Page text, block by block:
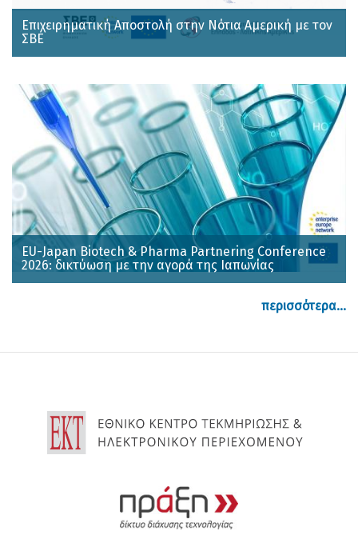
Επιχειρηματική Αποστολή στην Νότια Αμερική με τον
ΣΒΕ
EU-Japan Biotech & Pharma Partnering Conference
2026: δικτύωση με την αγορά της Ιαπωνίας
περισσότερα...